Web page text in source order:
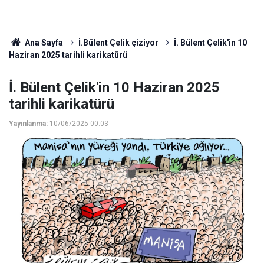
Ana Sayfa İ.Bülent Çelik çiziyor
İ. Bülent Çelik'in 10
Haziran 2025 tarihli karikatürü
İ. Bülent Çelik'in 10 Haziran 2025
tarihli karikatürü
Yayınlanma: 10/06/2025 00:03